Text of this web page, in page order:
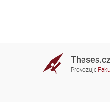
Theses.cz
Provozuje